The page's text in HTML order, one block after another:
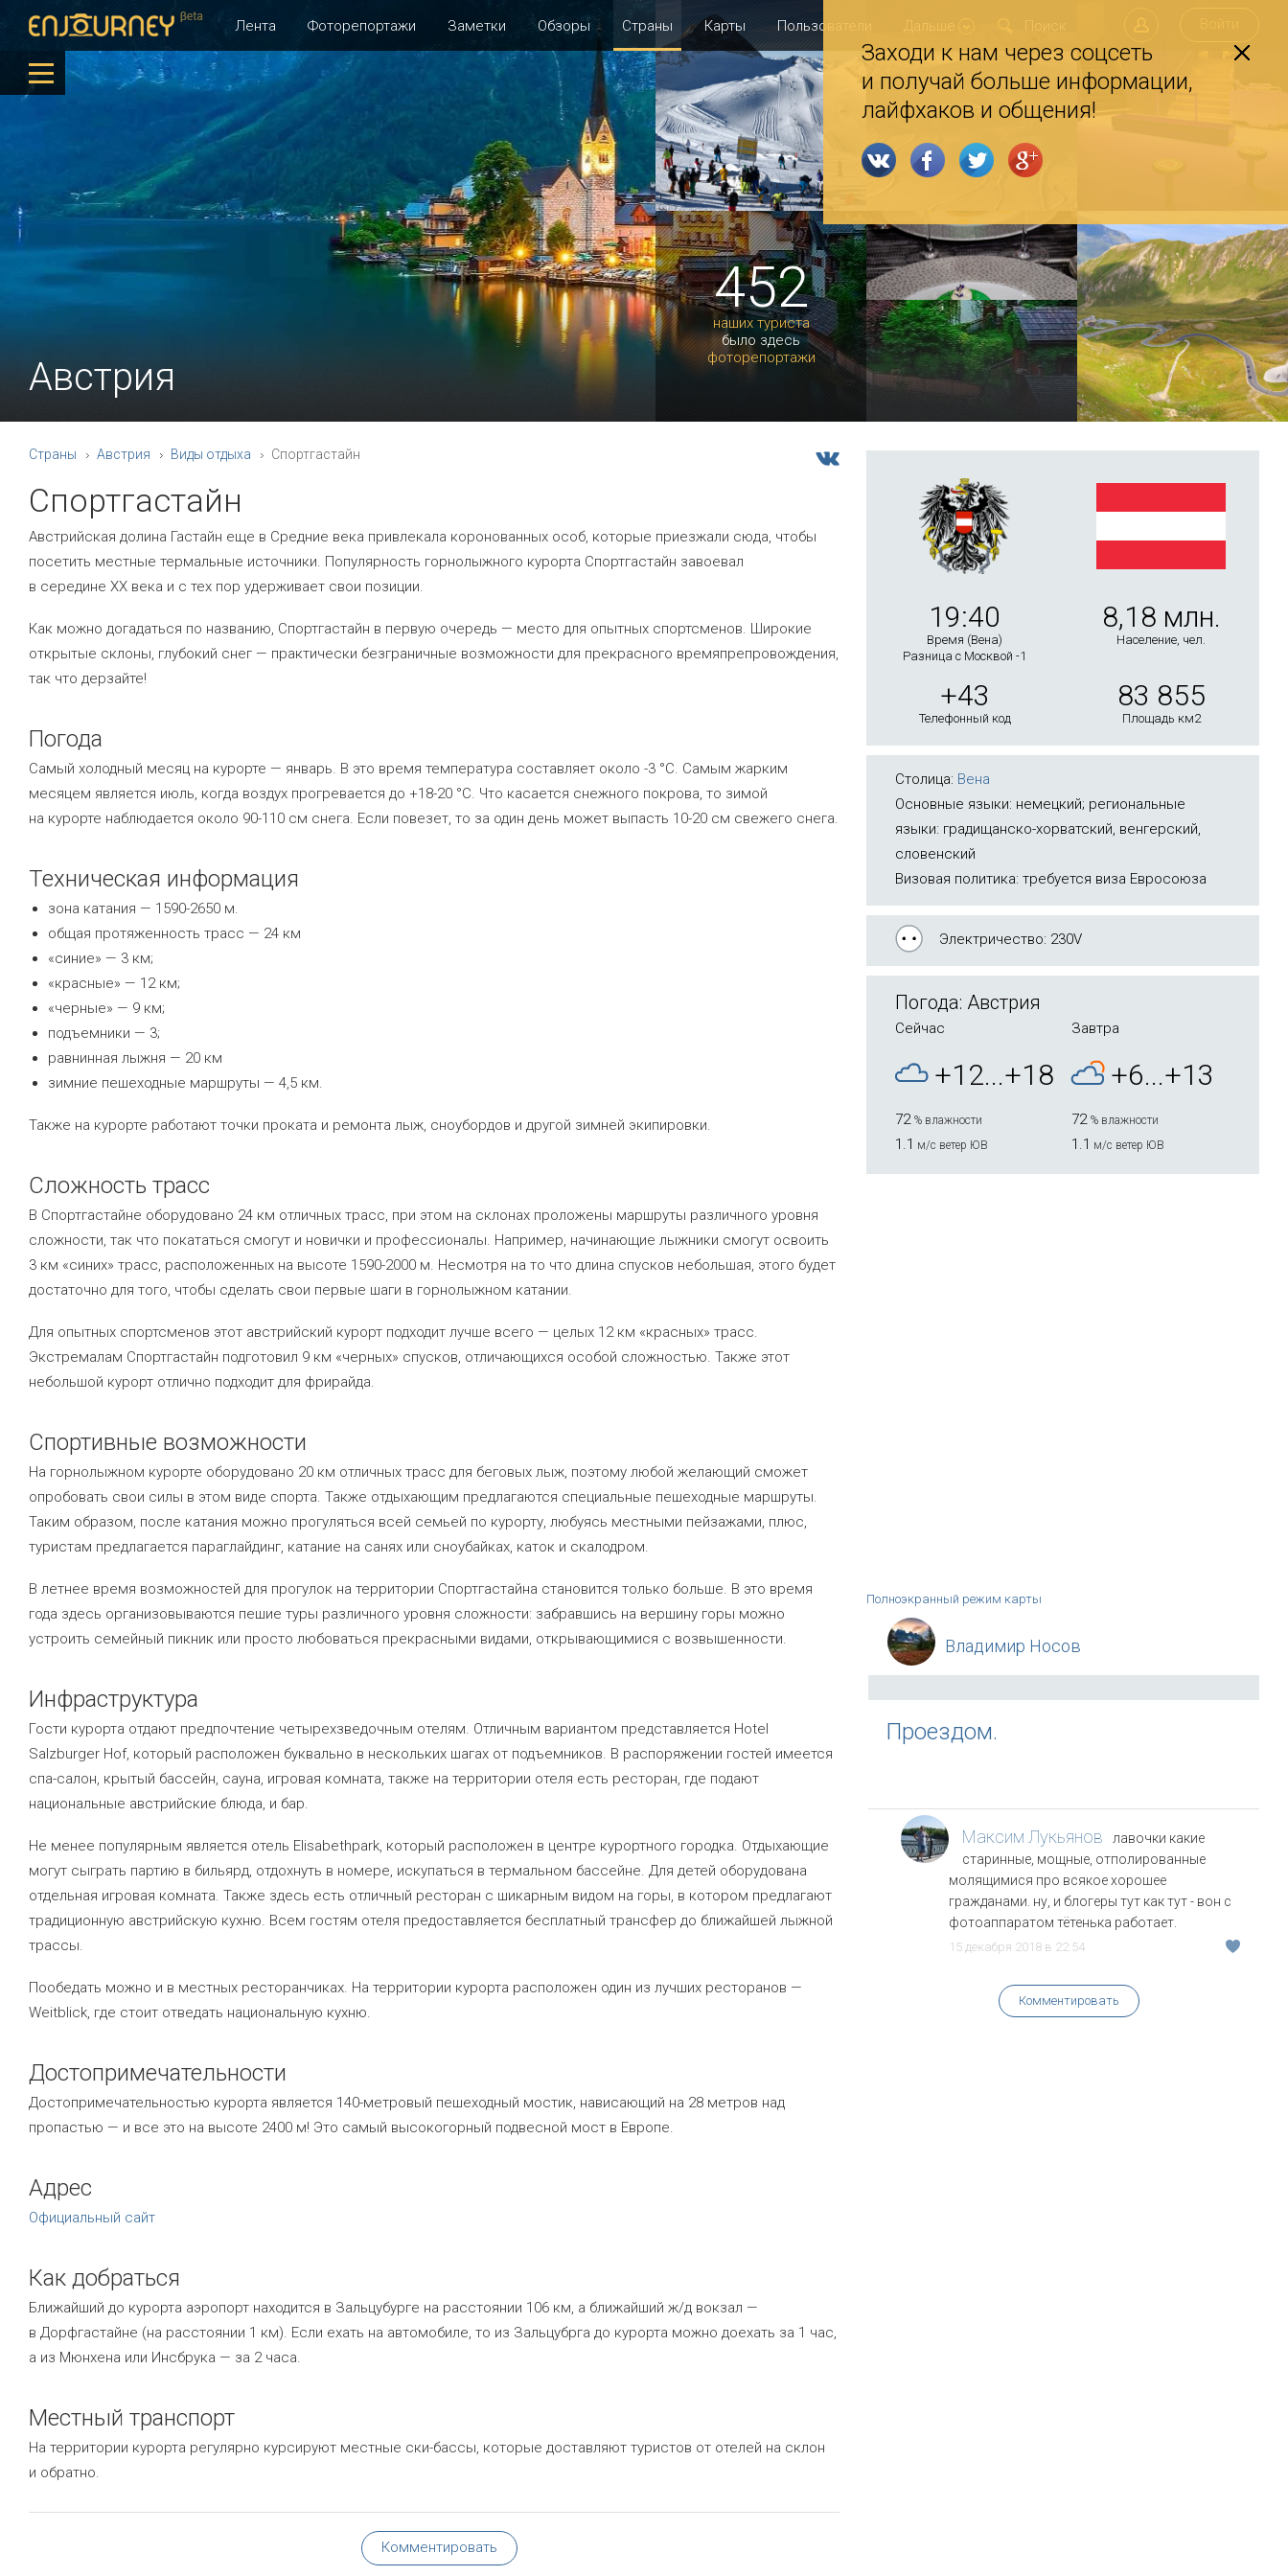
Войти
Лента Фоторепортажи Заметки Обзоры Страны Карты Пользователи Дальше
452
наших туриста
было здесь
фоторепортажи
Австрия
19:40
Время (Вена)
Разница с Москвой -1
8,18 млн.
Население, чел.
+43
Телефонный код
83 855
Площадь км2
Столица: Вена
Основные языки: немецкий; региональные
языки: градищанско-хорватский, венгерский,
словенский
Визовая политика: требуется виза Евросоюза
Электричество: 230V
Погода: Австрия
Сейчас Завтра
+12...+18 +6...+13
72% влажности 72% влажности
1.1 м/с ветер ЮВ 1.1 м/с ветер ЮВ
Полноэкранный режим карты
Владимир Носов
Проездом.
Максим Лукьянов
лавочки какие
старинные, мощные, отполированные
молящимися про всякое хорошее
гражданами. ну, и блогеры тут как тут - вон с
фотоаппаратом тётенька работает.
15 декабря 2018 в 22:54
Комментировать
Страны Австрия Виды отдыха Спортгастайн
Спортгастайн
Австрийская долина Гастайн еще в Средние века привлекала коронованных особ, которые приезжали сюда, чтобы
посетить местные термальные источники. Популярность горнолыжного курорта Спортгастайн завоевал
в середине XX века и с тех пор удерживает свои позиции.
Как можно догадаться по названию, Спортгастайн в первую очередь — место для опытных спортсменов. Широкие
открытые склоны, глубокий снег — практически безграничные возможности для прекрасного времяпрепровождения,
так что дерзайте!
Погода
Самый холодный месяц на курорте — январь. В это время температура составляет около -3 °C. Самым жарким
месяцем является июль, когда воздух прогревается до +18-20 °C. Что касается снежного покрова, то зимой
на курорте наблюдается около 90-110 см снега. Если повезет, то за один день может выпасть 10-20 см свежего снега.
Техническая информация
зона катания — 1590-2650 м.
общая протяженность трасс — 24 км
«синие» — 3 км;
«красные» — 12 км;
«черные» — 9 км;
подъемники — 3;
равнинная лыжня — 20 км
зимние пешеходные маршруты — 4,5 км.
Также на курорте работают точки проката и ремонта лыж, сноубордов и другой зимней экипировки.
Сложность трасс
В Спортгастайне оборудовано 24 км отличных трасс, при этом на склонах проложены маршруты различного уровня
сложности, так что покататься смогут и новички и профессионалы. Например, начинающие лыжники смогут освоить
3 км «синих» трасс, расположенных на высоте 1590-2000 м. Несмотря на то что длина спусков небольшая, этого будет
достаточно для того, чтобы сделать свои первые шаги в горнолыжном катании.
Для опытных спортсменов этот австрийский курорт подходит лучше всего — целых 12 км «красных» трасс.
Экстремалам Спортгастайн подготовил 9 км «черных» спусков, отличающихся особой сложностью. Также этот
небольшой курорт отлично подходит для фрирайда.
Спортивные возможности
На горнолыжном курорте оборудовано 20 км отличных трасс для беговых лыж, поэтому любой желающий сможет
опробовать свои силы в этом виде спорта. Также отдыхающим предлагаются специальные пешеходные маршруты.
Таким образом, после катания можно прогуляться всей семьей по курорту, любуясь местными пейзажами, плюс,
туристам предлагается параглайдинг, катание на санях или сноубайках, каток и скалодром.
В летнее время возможностей для прогулок на территории Спортгастайна становится только больше. В это время
года здесь организовываются пешие туры различного уровня сложности: забравшись на вершину горы можно
устроить семейный пикник или просто любоваться прекрасными видами, открывающимися с возвышенности.
Инфраструктура
Гости курорта отдают предпочтение четырехзведочным отелям. Отличным вариантом представляется Hotel
Salzburger Hof, который расположен буквально в нескольких шагах от подъемников. В распоряжении гостей имеется
спа-салон, крытый бассейн, сауна, игровая комната, также на территории отеля есть ресторан, где подают
национальные австрийские блюда, и бар.
Не менее популярным является отель Elisabethpark, который расположен в центре курортного городка. Отдыхающие
могут сыграть партию в бильярд, отдохнуть в номере, искупаться в термальном бассейне. Для детей оборудована
отдельная игровая комната. Также здесь есть отличный ресторан с шикарным видом на горы, в котором предлагают
традиционную австрийскую кухню. Всем гостям отеля предоставляется бесплатный трансфер до ближайшей лыжной
трассы.
Пообедать можно и в местных ресторанчиках. На территории курорта расположен один из лучших ресторанов —
Weitblick, где стоит отведать национальную кухню.
Достопримечательности
Достопримечательностью курорта является 140-метровый пешеходный мостик, нависающий на 28 метров над
пропастью — и все это на высоте 2400 м! Это самый высокогорный подвесной мост в Европе.
Адрес
Официальный сайт
Как добраться
Ближайший до курорта аэропорт находится в Зальцубурге на расстоянии 106 км, а ближайший ж/д вокзал —
в Дорфгастайне (на расстоянии 1 км). Если ехать на автомобиле, то из Зальцубрга до курорта можно доехать за 1 час,
а из Мюнхена или Инсбрука — за 2 часа.
Местный транспорт
На территории курорта регулярно курсируют местные ски-бассы, которые доставляют туристов от отелей на склон
и обратно.
Комментировать
Заходи к нам через соцсеть
и получай больше информации,
лайфхаков и общения!